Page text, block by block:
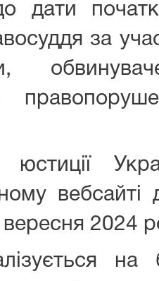
дати
за
юстиції
вебсайті
2024
на